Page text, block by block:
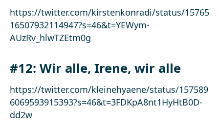
https://twitter.com/kirstenkonradi/status/15765
16507932114947?s=46&t=YEWym-
AUzRv_hlwTZEtm0g
#12: Wir alle, Irene, wir alle
https://twitter.com/kleinehyaene/status/157589
6069593915393?s=46&t=3FDKpA8nt1HyHtB0D-
dd2w